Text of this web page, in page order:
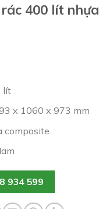
400 lít nhựa
lít
x 1060 x 973 mm
composite
934 599